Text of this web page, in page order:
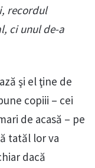
recordul
ci unul de-a
şi el ţine de
copiii – cei
de acasă – pe
tatăl lor va
dacă